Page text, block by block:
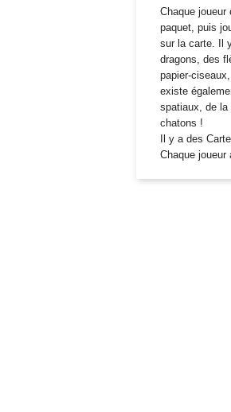
Chaque
paquet, puis
sur la carte. Il
dragons, des
papier-
existe
spatiaux, de la
chatons !
Il y a des
Chaque joueur